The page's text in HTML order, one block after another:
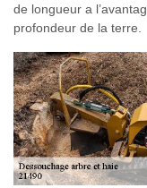
de longueur a
profondeur de la terre.